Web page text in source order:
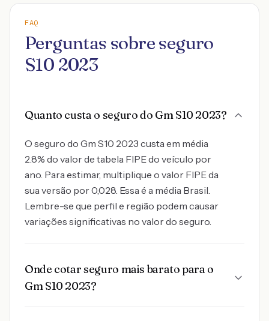
FAQ
Perguntas sobre seguro
S10 2023
Quanto custa o seguro do Gm S10 2023?
O seguro do Gm S10 2023 custa em média
2.8% do valor de tabela FIPE do veículo por
ano. Para estimar, multiplique o valor FIPE da
sua versão por 0,028. Essa é a média Brasil.
Lembre-se que perfil e região podem causar
variações significativas no valor do seguro.
Onde cotar seguro mais barato para o
Gm S10 2023?